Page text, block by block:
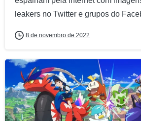
leakers no Twitter e grupos do
8 de novembro de 2022